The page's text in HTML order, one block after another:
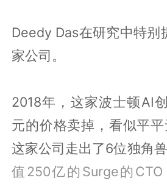
Deedy Das在研究中特别
家公司。
2018年，这家波士顿AI
元的价格卖掉，看似平平
这家公司走出了6位独角
值250亿的Surge的